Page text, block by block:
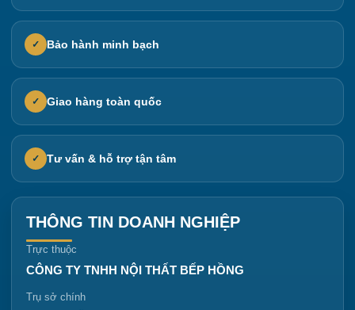
✓ Bảo hành minh bạch
✓ Giao hàng toàn quốc
✓ Tư vấn & hỗ trợ tận tâm
THÔNG TIN DOANH NGHIỆP
Trực thuộc
CÔNG TY TNHH NỘI THẤT BẾP HỒNG
Trụ sở chính